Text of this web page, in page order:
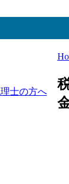
士の方へ